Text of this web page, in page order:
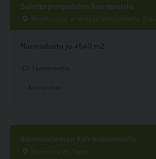
Salotorpanpuiston koirapuisto
Kaakkurissa, ei tarkkaa katuosoitetta, Oulu
Nurmialusta ja 4540 m2.
Saaronniemen koirauimaranta
Saarontie 25, Turku